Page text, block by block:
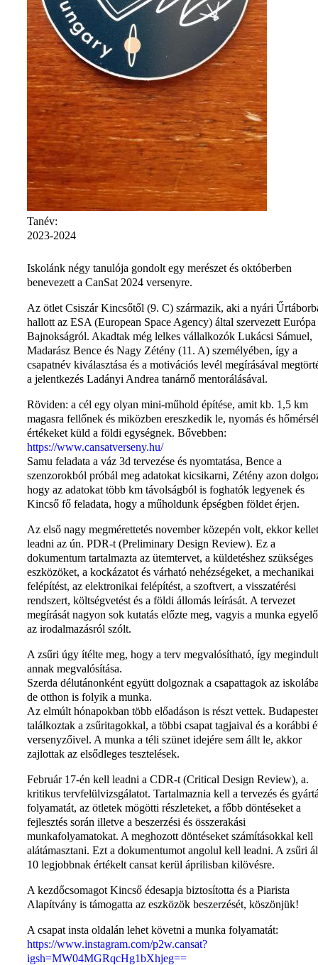
Tanév:
2023-2024
Iskolánk négy tanulója gondolt egy merészet és októberben
benevezett a CanSat 2024 versenyre.
Az ötlet Csiszár Kincsőtől (9. C) származik, aki a nyári
hallott az ESA (European Space Agency) által szervezett Európa
Bajnokságról. Akadtak még lelkes vállalkozók Lukácsi Sámuel,
Madarász Bence és Nagy Zétény (11. A) személyében, így a
csapatnév kiválasztása és a motivációs levél megírásával
a jelentkezés Ladányi Andrea tanárnő mentorálásával.
Röviden: a cél egy olyan mini-műhold építése, amit kb. 1,5 km
magasra fellőnek és miközben ereszkedik le, nyomás és
értékeket küld a földi egységnek. Bővebben:
https://www.cansatverseny.hu/
Samu feladata a váz 3d tervezése és nyomtatása, Bence a
szenzorokból próbál meg adatokat kicsikarni, Zétény azon
hogy az adatokat több km távolságból is foghatók legyenek és
Kincső fő feladata, hogy a műholdunk épségben földet érjen.
Az első nagy megmérettetés november közepén volt, ekkor
leadni az ún. PDR-t (Preliminary Design Review). Ez a
dokumentum tartalmazta az ütemtervet, a küldetéshez szükséges
eszközöket, a kockázatot és várható nehézségeket, a mechanikai
felépítést, az elektronikai felépítést, a szoftvert, a visszatérési
rendszert, költségvetést és a földi állomás leírását. A tervezet
megírását nagyon sok kutatás előzte meg, vagyis a munka
az irodalmazásról szólt.
A zsűri úgy ítélte meg, hogy a terv megvalósítható, így megindult
annak megvalósítása.
Szerda délutánonként együtt dolgoznak a csapattagok az
de otthon is folyik a munka.
Az elmúlt hónapokban több előadáson is részt vettek.
találkoztak a zsűritagokkal, a többi csapat tagjaival és a korábbi
versenyzőivel. A munka a téli szünet idejére sem állt le, akkor
zajlottak az elsődleges tesztelések.
Február 17-én kell leadni a CDR-t (Critical Design Review), a.
kritikus tervfelülvizsgálatot. Tartalmaznia kell a tervezés és
folyamatát, az ötletek mögötti részleteket, a főbb döntéseket a
fejlesztés során illetve a beszerzési és összerakási
munkafolyamatokat. A meghozott döntéseket számításokkal kell
alátámasztani. Ezt a dokumentumot angolul kell leadni. A zsűri
10 legjobbnak értékelt cansat kerül áprilisban kilövésre.
A kezdőcsomagot Kincső édesapja biztosította és a Piarista
Alapítvány is támogatta az eszközök beszerzését, köszönjük!
A csapat insta oldalán lehet követni a munka folyamatát:
https://www.instagram.com/p2w.cansat?
igsh=MW04MGRqcHg1bXhjeg==